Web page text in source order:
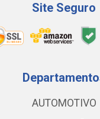
Site Seguro
AUTOMOTIVO